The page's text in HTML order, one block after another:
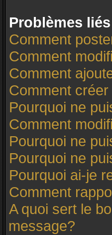
Problèmes
Comment
Comment
Comment
Comment
Pourquoi ne
Comment
Pourquoi ne
Pourquoi ne
Pourquoi ai-je
Comment
A quoi sert le
message?